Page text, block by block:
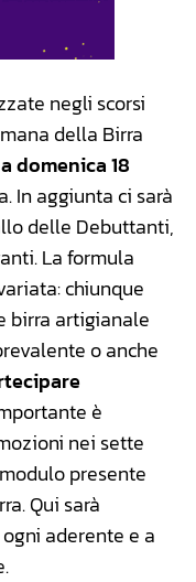
negli scorsi
della Birra
domenica 18
In aggiunta ci sarà
delle Debuttanti,
La formula
chiunque
birra artigianale
o anche
è
nei sette
presente
Qui sarà
aderente e a